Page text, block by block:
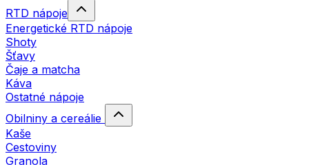
RTD nápoje
Energetické RTD nápoje
Shoty
Šťavy
Čaje a matcha
Káva
Ostatné nápoje
Obilniny a cereálie
Kaše
Cestoviny
Granola